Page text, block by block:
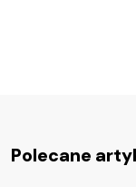
Polecane